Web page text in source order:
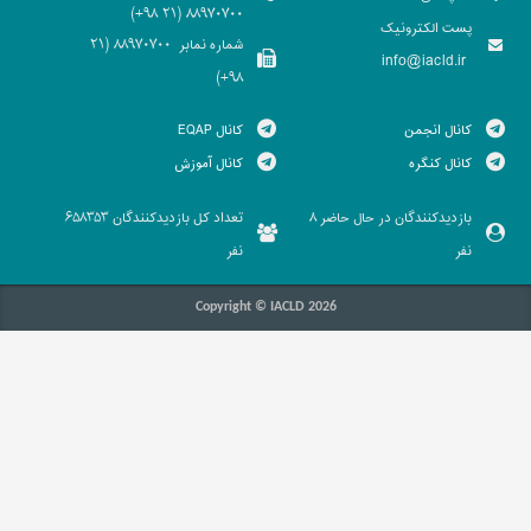
پست الکترونیک
info@iacld.ir
88970700 (21 98+)
شماره نمابر
88970700 (21
98+)
کانال انجمن
کانال کنگره
کانال EQAP
کانال آموزش
بازدیدکنندگان در حال حاضر8
نفر
تعداد کل بازدیدکنندگان 658353
نفر
Copyright © IACLD 2026